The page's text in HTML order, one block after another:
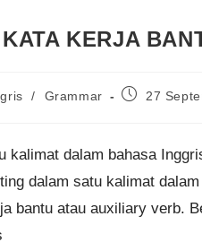
KERJA
/ Grammar
Post27
kalimat dalam bahasa
dalam satu kalimat
bantu atau auxiliary verb.